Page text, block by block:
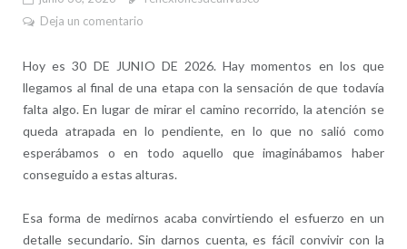
Deja un comentario
Hoy es 30 DE JUNIO DE 2026. Hay momentos en los que
llegamos al final de una etapa con la sensación de que todavía
falta algo. En lugar de mirar el camino recorrido, la atención se
queda atrapada en lo pendiente, en lo que no salió como
esperábamos o en todo aquello que imaginábamos haber
conseguido a estas alturas.
Esa forma de medirnos acaba convirtiendo el esfuerzo en un
detalle secundario. Sin darnos cuenta, es fácil convivir con la